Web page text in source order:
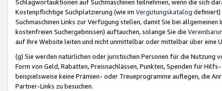
Schlagwortauktionen auf Suchmaschinen teilnehmen, wenn die sich
Kostenpflichtige Suchplatzierung (wie im Vergütungskatalog definiert)
Suchmaschinen Links zur Verfügung stellen, damit Sie bei
kostenfreien Suchergebnissen) auftauchen, solange Sie die
auf Ihre Website leiten und nicht unmittelbar oder mittelbar über eine
(g) Sie werden natürlichen oder juristischen Personen für die Nutzung
Form von Geld, Rabatten, Preisnachlässen, Punkten, Spenden für
beispielsweise keine Prämien- oder Treueprogramme auflegen, die
Partner-Links zu besuchen.